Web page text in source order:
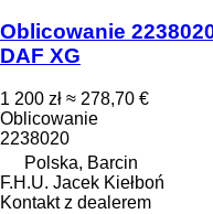
Oblicowanie
DAF XG
1 200 zł ≈ 278,70 €
Oblicowanie
2238020
Polska, Barcin
F.H.U. Jacek Kiełboń
Kontakt z dealerem